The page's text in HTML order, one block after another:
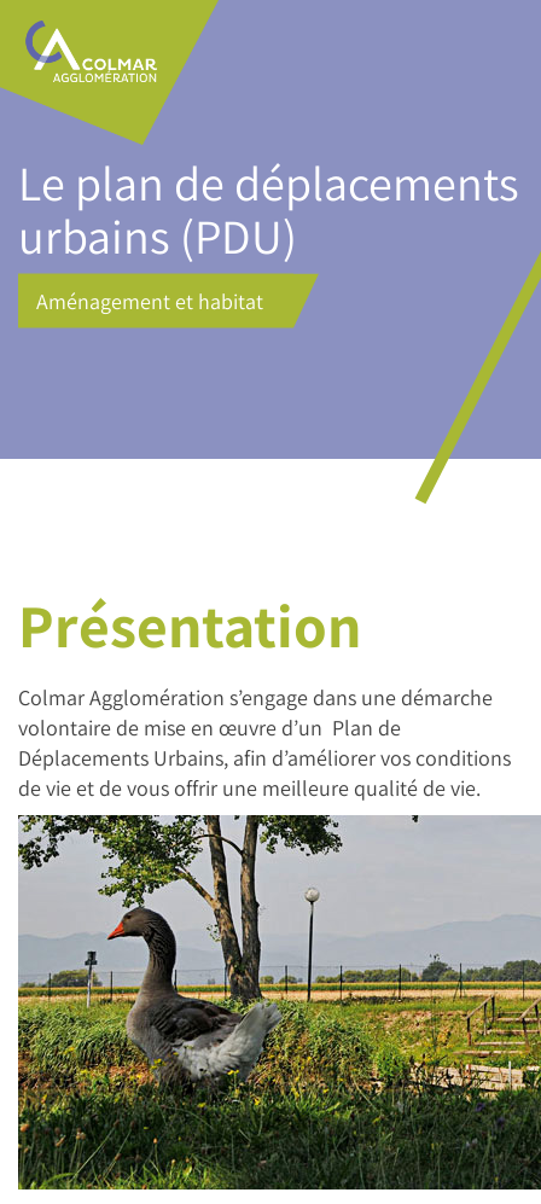
Aller
contenu
principal
Main
navigation
Le plan de déplacements
urbains (PDU)
Aménagement et habitat
Présentation
Colmar Agglomération s’engage dans une démarche
volontaire de mise en œuvre d’un Plan de
Déplacements Urbains, afin d’améliorer vos conditions
de vie et de vous offrir une meilleure qualité de vie.